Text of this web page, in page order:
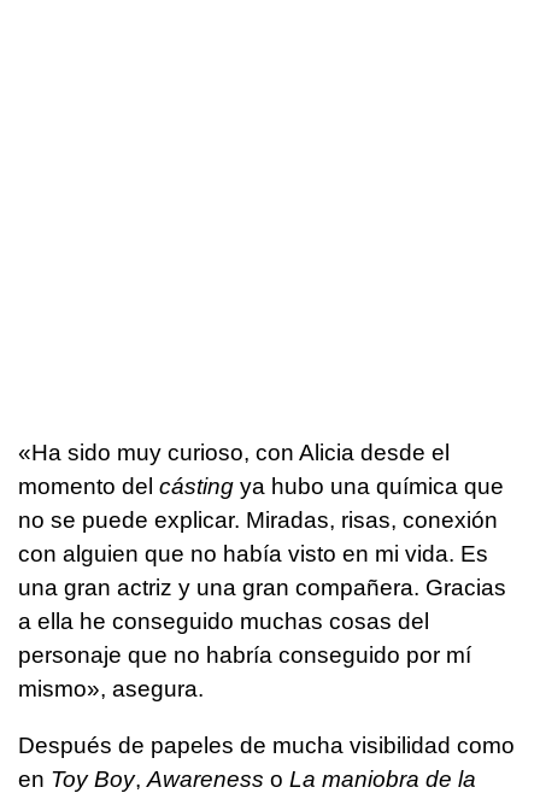
«Ha sido muy curioso, con Alicia desde el
momento del cásting ya hubo una química que
no se puede explicar. Miradas, risas, conexión
con alguien que no había visto en mi vida. Es
una gran actriz y una gran compañera. Gracias
a ella he conseguido muchas cosas del
personaje que no habría conseguido por mí
mismo», asegura.
Después de papeles de mucha visibilidad como
en Toy Boy,Awareness o La maniobra de la